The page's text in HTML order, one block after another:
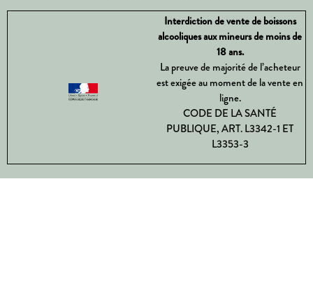
Interdiction de vente de boissons
alcooliques aux mineurs de moins de
18 ans.
La preuve de majorité de l’acheteur
est exigée au moment de la vente en
ligne.
CODE DE LA SANTÉ
PUBLIQUE, ART. L3342-1 ET
L3353-3